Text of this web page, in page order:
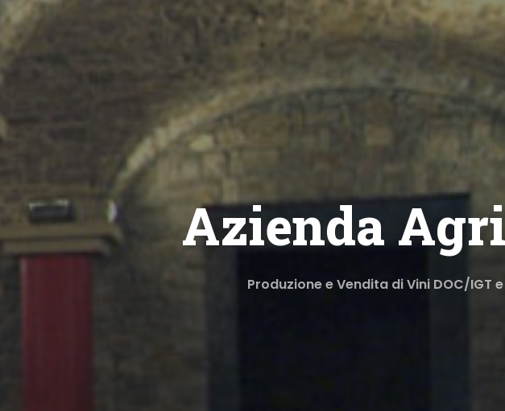
Azienda
Produzione e Vendita di Vini DOC/